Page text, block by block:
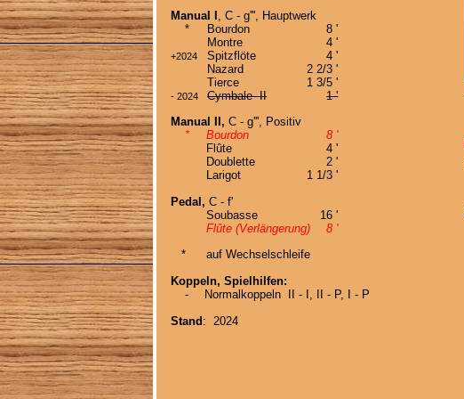
Manual I , C - g''', Hauptwerk
    *
Bourdon
8 '
Montre
4 '
+2024 Spitzflöte
4 '
Nazard
2 2/3 '
Tierce
1 3/5 '
- 2024 Cymbale  II
1 '
Manual II, C - g''', Positiv
*
Bourdon
8 '
Flûte
4 '
Doublette
2 '
Larigot
1 1/3 '
Pedal, C - f'
Soubasse
16 '
Flûte (Verlängerung)
8 '
   *
auf Wechselschleife
Koppeln, Spielhilfen:
    -
Normalkoppeln
II - I, II - P, I - P
Stand :  2024